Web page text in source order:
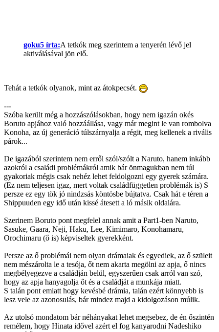
goku5 írta:A tetkók meg szerintem a tenyerén lévő jel
aktiválásával jön elő.
Tehát a tetkók olyanok, mint az átokpecsét.
---
Szóba került még a hozzászólásokban, hogy nem igazán okés
Boruto apjához való hozzáállása, vagy már megint le van rombolva
Konoha, az új generáció túlszárnyalja a régit, meg kellenek a rivális
párok...
De igazából szerintem nem erről szól/szólt a Naruto, hanem inkább
azokról a családi problémákról amik bár önmagukban nem túl
gyakoriak mégis csak nehéz lehet feldolgozni egy gyerek számára.
(Ez nem teljesen igaz, mert voltak családfüggetlen problémák is) S
persze ez egy tök jó nindzsás köntösbe bújtatva. Csak hát e téren a
Shippuuden egy idő után kissé átesett a ló másik oldalára.
Szerinem Boruto pont megfelel annak amit a Part1-ben Naruto,
Sasuke, Gaara, Neji, Haku, Lee, Kimimaro, Konohamaru,
Orochimaru (ő is) képviseltek gyerekként.
Persze az ő problémái nem olyan drámaiak és egyediek, az ő szüleit
nem mészárolta le a tesója, őt nem akarta megölni az apja, ő nincs
megbélyegezve a családján belül, egyszerűen csak arról van szó,
hogy az apja hanyagolja őt és a családját a munkája miatt.
S talán pont emiatt hogy kevésbé drámia, talán ezért könnyebb is
lesz vele az azonosulás, bár mindez majd a kidolgozáson múlik.
Az utolsó mondatom bár néhányakat lehet megsebez, de én őszintén
remélem, hogy Hinata idővel azért el fog kanyarodni Nadeshiko